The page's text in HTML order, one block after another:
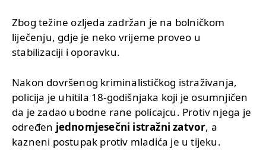
Zbog težine ozljeda zadržan je na bolničkom
liječenju, gdje je neko vrijeme proveo u
stabilizaciji i oporavku.
Nakon dovršenog kriminalističkog istraživanja,
policija je uhitila 18-godišnjaka koji je osumnjičen
da je zadao ubodne rane policajcu. Protiv njega je
određen jednomjesečni istražni zatvor, a
kazneni postupak protiv mladića je u tijeku.